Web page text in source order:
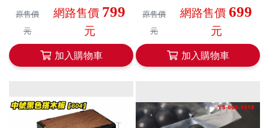
原售價
元
網路售價 799
元
加入購物車
原售價
元
網路售價699
元
加入購物車